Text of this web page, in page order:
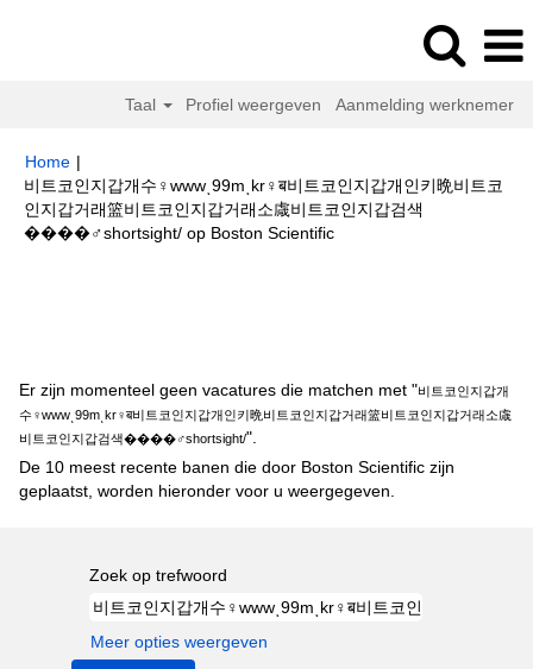
Taal Profiel weergeven Aanmelding werknemer
Home |
비트코인지갑개수♀wwwͺ99mͺkr♀ब비트코인지갑개인키晩비트코
인지갑거래篮비트코인지갑거래소䖗비트코인지갑검색
����‍♂️shortsight/ op Boston Scientific(huidige
Er zijn momenteel geen vacatures die matchen met "비트코인지갑개
수♀wwwͺ99mͺkr♀ब비트코인지갑개인키晩비트코인지갑거래篮비트코인지갑거래소䖗
비트코인지갑검색����‍♂️shortsight/".
De 10 meest recente banen die door Boston Scientific zijn
geplaatst, worden hieronder voor u weergegeven.
Zoek op trefwoord
Meer opties weergeven